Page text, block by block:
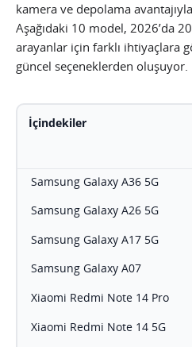
kamera ve depolama
Aşağıdaki 10 model, 2026’da
arayanlar için farklı ihtiyaçlara
güncel seçeneklerden oluşuyor.
İçindekiler
Samsung Galaxy A36 5G
Samsung Galaxy A26 5G
Samsung Galaxy A17 5G
Samsung Galaxy A07
Xiaomi Redmi Note 14 Pro
Xiaomi Redmi Note 14 5G